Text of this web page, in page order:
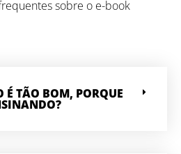
sobre o e-book
É TÃO BOM, PORQUE